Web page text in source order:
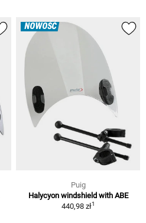
NOWOŚĆ
Puig
Halycyon windshield with ABE
440,98 zł1